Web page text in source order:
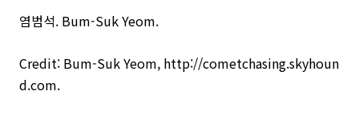
염범석. Bum-Suk Yeom.
Credit: Bum-Suk Yeom, http://cometchasing.skyhoun
d.com.